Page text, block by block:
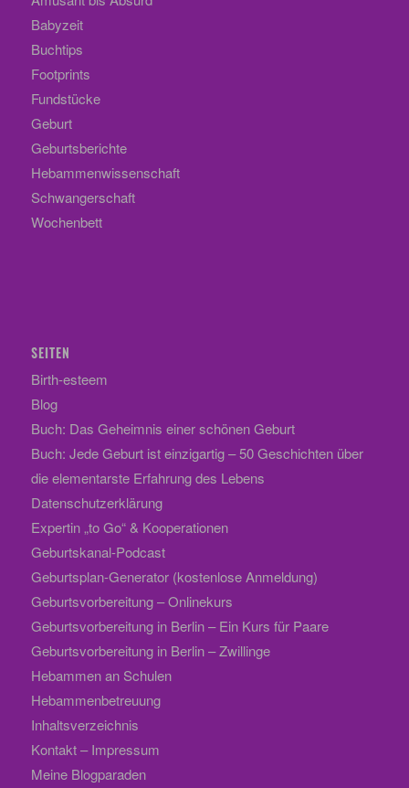
Babyzeit
Buchtips
Footprints
Fundstücke
Geburt
Geburtsberichte
Hebammenwissenschaft
Schwangerschaft
Wochenbett
SEITEN
Birth-esteem
Blog
Buch: Das Geheimnis einer schönen Geburt
Buch: Jede Geburt ist einzigartig – 50 Geschichten über
die elementarste Erfahrung des Lebens
Datenschutzerklärung
Expertin „to Go“ & Kooperationen
Geburtskanal-Podcast
Geburtsplan-Generator (kostenlose Anmeldung)
Geburtsvorbereitung – Onlinekurs
Geburtsvorbereitung in Berlin – Ein Kurs für Paare
Geburtsvorbereitung in Berlin – Zwillinge
Hebammen an Schulen
Hebammenbetreuung
Inhaltsverzeichnis
Kontakt – Impressum
Meine Blogparaden